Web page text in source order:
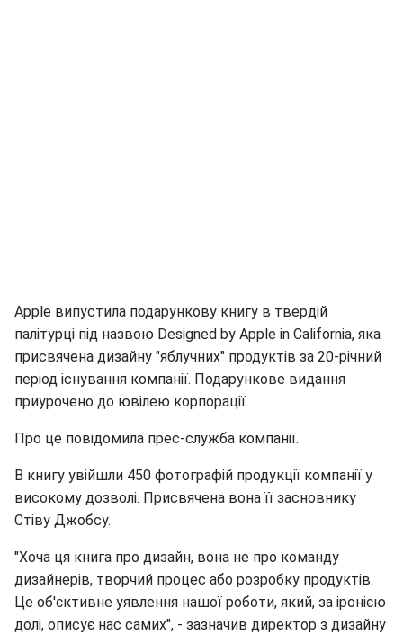
Apple випустила подарункову книгу в твердій
палітурці під назвою Designed by Apple in California, яка
присвячена дизайну "яблучних" продуктів за 20-річний
період існування компанії. Подарункове видання
приурочено до ювілею корпорації.
Про це повідомила прес-служба компанії.
В книгу увійшли 450 фотографій продукції компанії у
високому дозволі. Присвячена вона її засновнику
Стіву Джобсу.
"Хоча ця книга про дизайн, вона не про команду
дизайнерів, творчий процес або розробку продуктів.
Це об'єктивне уявлення нашої роботи, який, за іронією
долі, описує нас самих", - зазначив директор з дизайну